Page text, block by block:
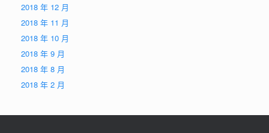
2018 年 12 月
2018 年 11 月
2018 年 10 月
2018 年 9 月
2018 年 8 月
2018 年 2 月